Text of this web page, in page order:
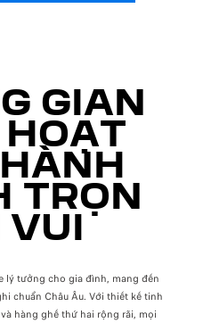
GIAN
HOẠT
TRỌN
lý tưởng cho gia đình, mang đến
chuẩn Châu Âu. Với thiết kế tinh
hàng ghế thứ hai rộng rãi, mọi